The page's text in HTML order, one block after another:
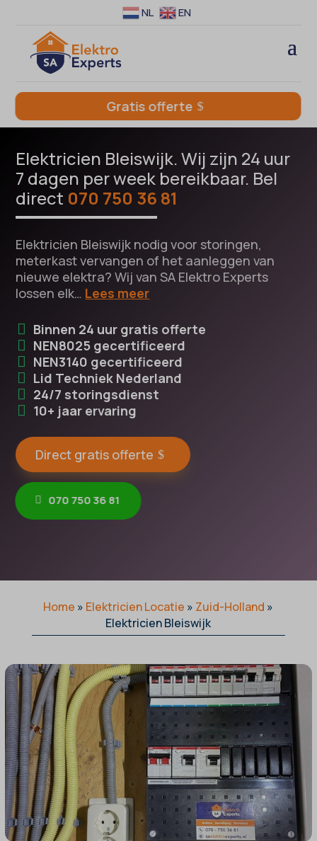
NL EN
Gratis offerte
Elektricien Bleiswijk. Wij zijn 24 uur
7 dagen per week bereikbaar. Bel
direct 070 750 36 81
Elektricien Bleiswijk nodig voor storingen,
meterkast vervangen of het aanleggen van
nieuwe elektra? Wij van SA Elektro Experts
lossen elk… Lees meer
Binnen 24 uur gratis offerte
NEN8025 gecertificeerd
NEN3140 gecertificeerd
Lid Techniek Nederland
24/7 storingsdienst
10+ jaar ervaring
Direct gratis offerte
070 750 36 81
Home » Elektricien Locatie » Zuid-Holland »
Elektricien Bleiswijk